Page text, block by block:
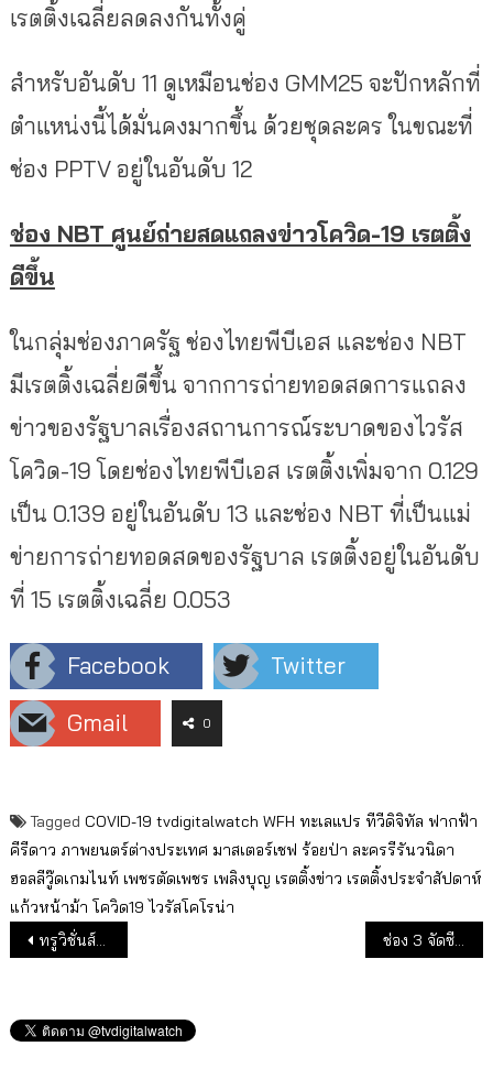
เรตติ้งเฉลี่ยลดลงกันทั้งคู่
สำหรับอันดับ 11 ดูเหมือนช่อง GMM25 จะปักหลักที่
ตำแหน่งนี้ได้มั่นคงมากขึ้น ด้วยชุดละคร ในขณะที่
ช่อง PPTV อยู่ในอันดับ 12
ช่อง NBT ศูนย์ถ่ายสดแถลงข่าวโควิด-19 เรตติ้ง
ดีขึ้น
ในกลุ่มช่องภาครัฐ ช่องไทยพีบีเอส และช่อง NBT
มีเรตติ้งเฉลี่ยดีขึ้น จากการถ่ายทอดสดการแถลง
ข่าวของรัฐบาลเรื่องสถานการณ์ระบาดของไวรัส
โควิด-19 โดยช่องไทยพีบีเอส เรตติ้งเพิ่มจาก 0.129
เป็น 0.139 อยู่ในอันดับ 13 และช่อง NBT ที่เป็นแม่
ข่ายการถ่ายทอดสดของรัฐบาล เรตติ้งอยู่ในอันดับ
ที่ 15 เรตติ้งเฉลี่ย 0.053
Facebook
Twitter
Gmail
0
Tagged COVID-19 tvdigitalwatch WFH ทะเลแปร ทีวีดิจิทัล ฟากฟ้า
คีรีดาว ภาพยนตร์ต่างประเทศ มาสเตอร์เชฟ ร้อยป่า ละครรีรันวนิดา
ฮอลลีวู๊ดเกมไนท์ เพชรตัดเพชร เพลิงบุญ เรตติ้งข่าว เรตติ้งประจำสัปดาห์
แก้วหน้าม้า โควิด19 ไวรัสโคโรน่า
แนะแนวเรื่อง
ทรูวิชั่นส์เสนอ 5 สารคดี รู้ภัย ไวรัส “โควิด-19” มฤตยูเงียบที่เราต้องรู้ในทุกแง่มุมเพื่อผ่านวิกฤตนี้ไปด้วยกัน ช่อง 3 จัดซีรีส์จีน เกาหลี ฟิลิปปินส์ ลงผังเดือน เม.ย.